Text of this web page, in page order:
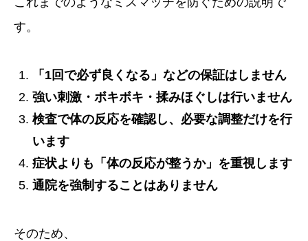
す。
「1回で必ず良くなる」などの保証はしません
強い刺激・ボキボキ・揉みほぐしは行いません
検査で体の反応を確認し、必要な調整だけを行
います
症状よりも「体の反応が整うか」を重視します
通院を強制することはありません
そのため、